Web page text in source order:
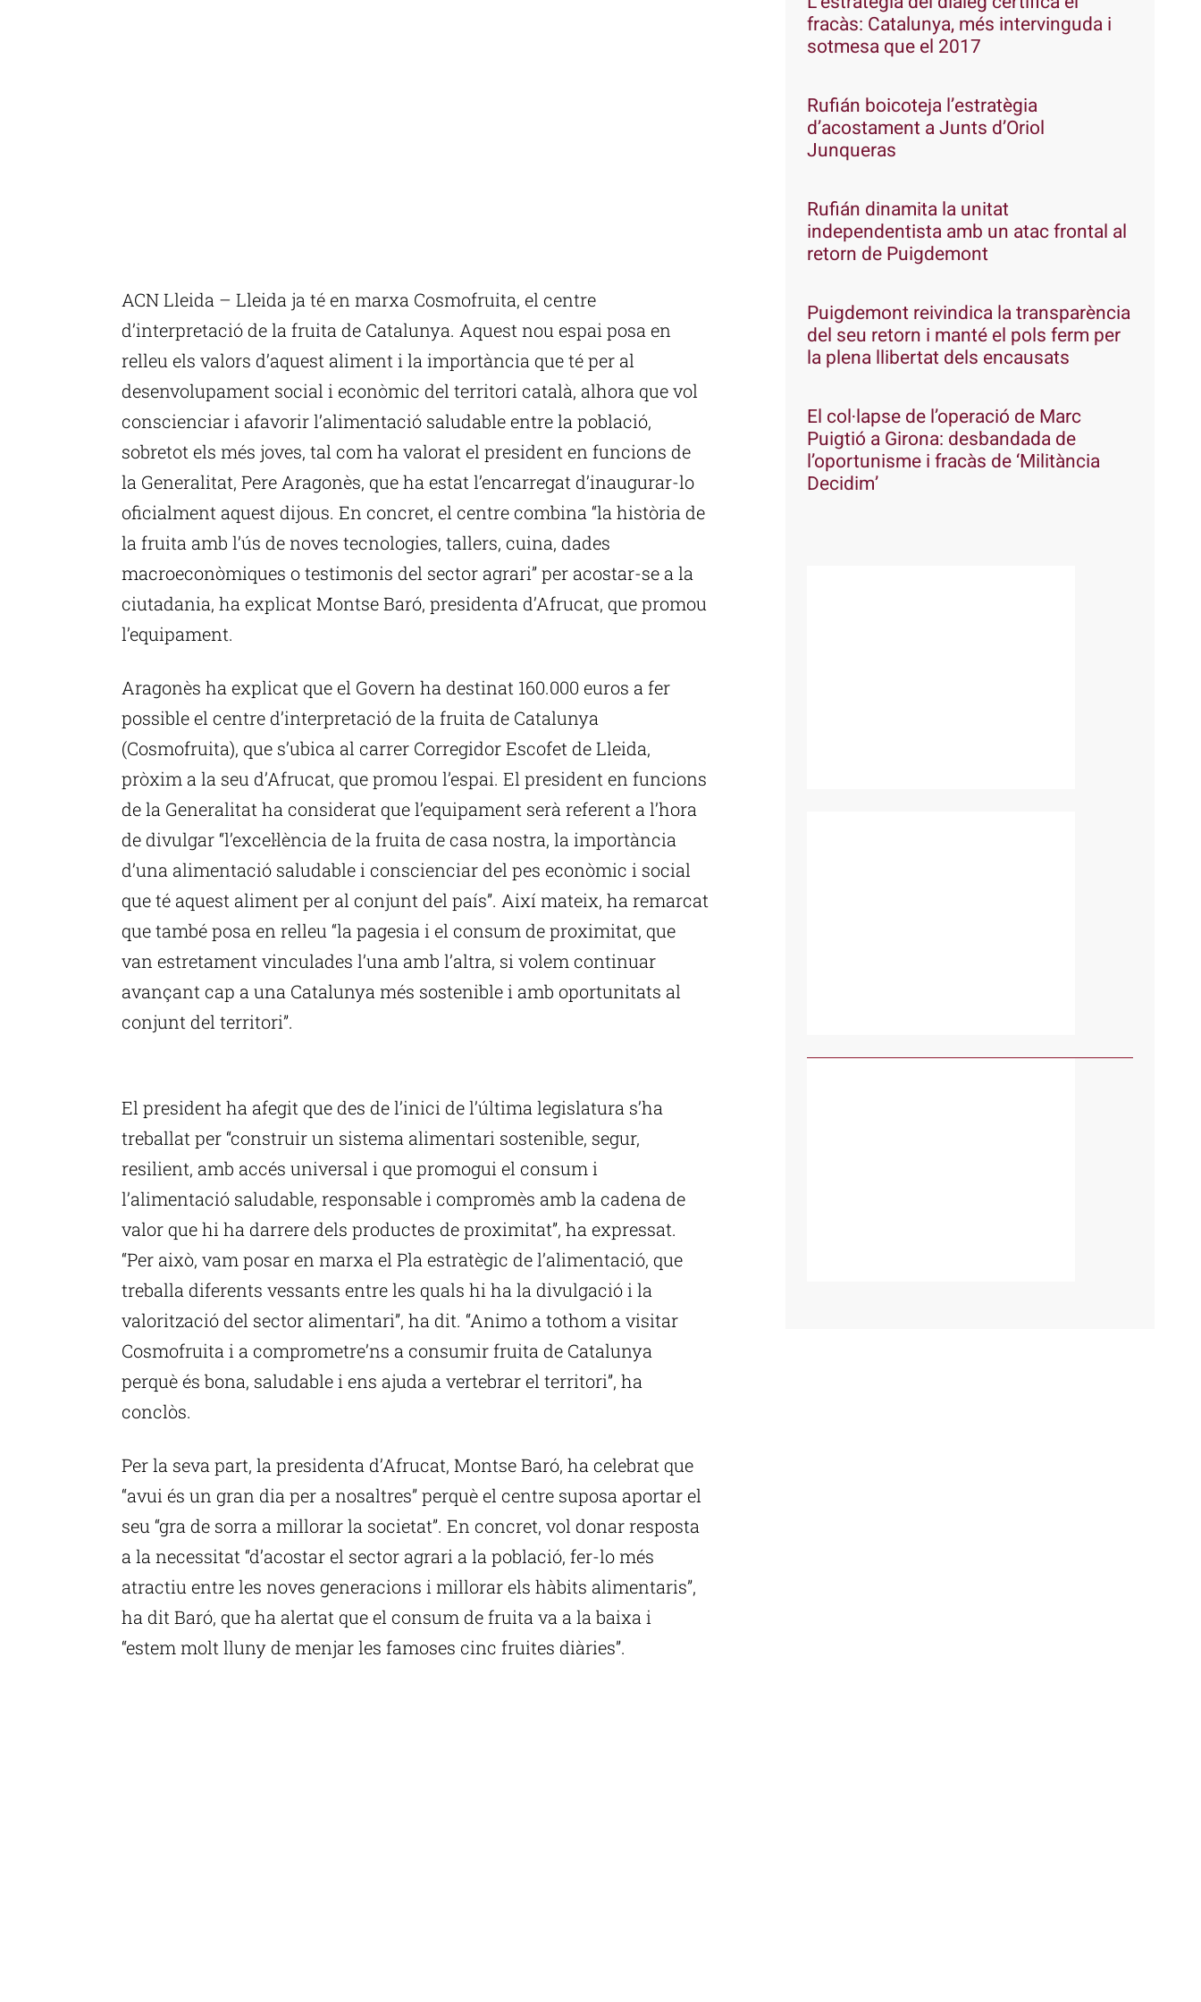
ACN Lleida – Lleida ja té en marxa Cosmofruita, el centre
d’interpretació de la fruita de Catalunya. Aquest nou espai posa en
relleu els valors d’aquest aliment i la importància que té per al
desenvolupament social i econòmic del territori català, alhora que vol
conscienciar i afavorir l’alimentació saludable entre la població,
sobretot els més joves, tal com ha valorat el president en funcions de
la Generalitat, Pere Aragonès, que ha estat l’encarregat d’inaugurar-lo
oficialment aquest dijous. En concret, el centre combina “la història de
la fruita amb l’ús de noves tecnologies, tallers, cuina, dades
macroeconòmiques o testimonis del sector agrari” per acostar-se a la
ciutadania, ha explicat Montse Baró, presidenta d’Afrucat, que promou
l’equipament.
Aragonès ha explicat que el Govern ha destinat 160.000 euros a fer
possible el centre d’interpretació de la fruita de Catalunya
(Cosmofruita), que s’ubica al carrer Corregidor Escofet de Lleida,
pròxim a la seu d’Afrucat, que promou l’espai. El president en funcions
de la Generalitat ha considerat que l’equipament serà referent a l’hora
de divulgar “l’excel·lència de la fruita de casa nostra, la importància
d’una alimentació saludable i conscienciar del pes econòmic i social
que té aquest aliment per al conjunt del país”. Així mateix, ha remarcat
que també posa en relleu “la pagesia i el consum de proximitat, que
van estretament vinculades l’una amb l’altra, si volem continuar
avançant cap a una Catalunya més sostenible i amb oportunitats al
conjunt del territori”.
El president ha afegit que des de l’inici de l’última legislatura s’ha
treballat per “construir un sistema alimentari sostenible, segur,
resilient, amb accés universal i que promogui el consum i
l’alimentació saludable, responsable i compromès amb la cadena de
valor que hi ha darrere dels productes de proximitat”, ha expressat.
“Per això, vam posar en marxa el Pla estratègic de l’alimentació, que
treballa diferents vessants entre les quals hi ha la divulgació i la
valorització del sector alimentari”, ha dit. “Animo a tothom a visitar
Cosmofruita i a comprometre’ns a consumir fruita de Catalunya
perquè és bona, saludable i ens ajuda a vertebrar el territori”, ha
conclòs.
Per la seva part, la presidenta d’Afrucat, Montse Baró, ha celebrat que
“avui és un gran dia per a nosaltres” perquè el centre suposa aportar el
seu “gra de sorra a millorar la societat”. En concret, vol donar resposta
a la necessitat “d’acostar el sector agrari a la població, fer-lo més
atractiu entre les noves generacions i millorar els hàbits alimentaris”,
ha dit Baró, que ha alertat que el consum de fruita va a la baixa i
“estem molt lluny de menjar les famoses cinc fruites diàries”.
fracàs: Catalunya, més intervinguda i
sotmesa que el 2017
Rufián boicoteja l’estratègia
d’acostament a Junts d’Oriol
Junqueras
Rufián dinamita la unitat
independentista amb un atac frontal al
retorn de Puigdemont
Puigdemont reivindica la transparència
del seu retorn i manté el pols ferm per
la plena llibertat dels encausats
El col·lapse de l’operació de Marc
Puigtió a Girona: desbandada de
l’oportunisme i fracàs de ‘Militància
Decidim’